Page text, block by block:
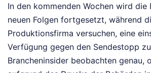
In den kommenden Wochen wird
neuen Folgen fortgesetzt, während
Produktionsfirma versuchen, eine
Verfügung gegen den Sendestopp
Brancheninsider beobachten genau,